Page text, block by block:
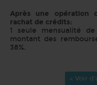
Après une opération
rachat de crédits:
1 seule mensualité
montant des
38%.
« Voir